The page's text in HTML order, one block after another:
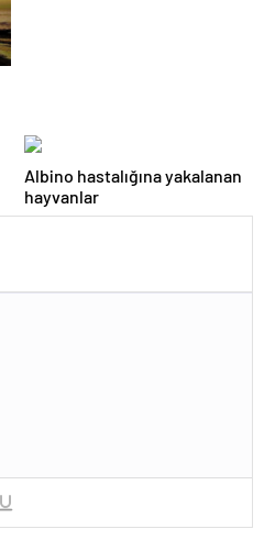
Albino hastalığına yakalanan
hayvanlar